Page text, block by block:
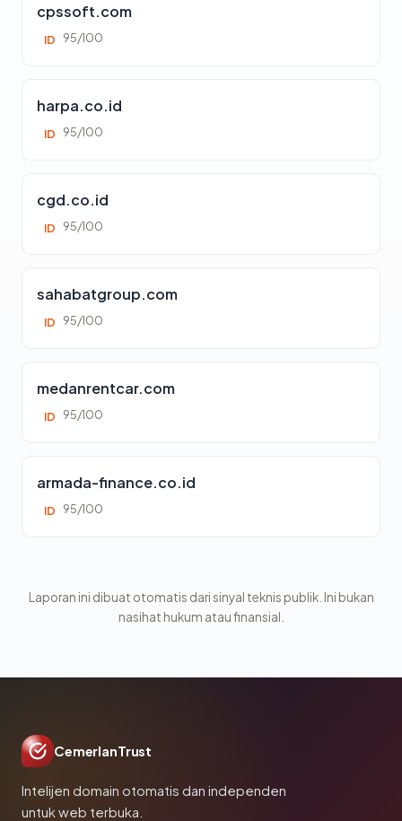
cpssoft.com
ID 95/100
harpa.co.id
ID 95/100
cgd.co.id
ID 95/100
sahabatgroup.com
ID 95/100
medanrentcar.com
ID 95/100
armada-finance.co.id
ID 95/100
Laporan ini dibuat otomatis dari sinyal teknis publik. Ini bukan
nasihat hukum atau finansial.
CemerlanTrust
Intelijen domain otomatis dan independen
untuk web terbuka.